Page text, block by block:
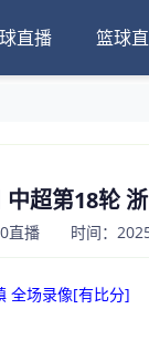
直播 篮球
超第18轮
直播 时间：2025
全场录像[有比分]